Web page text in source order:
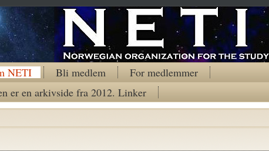
NETI Bli medlem
For medlemmer
er en arkivside fra 2012. Linker